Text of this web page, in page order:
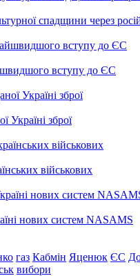
спадщини через
вступу до ЄС
Україні зброї
військових
нових систем NASAMS
газ Кабмін Яценюк ЄС
вибори